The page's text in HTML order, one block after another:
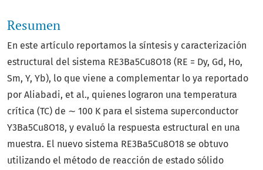
Resumen
En este artículo reportamos la síntesis y caracterización
estructural del sistema RE3Ba5Cu8O18 (RE = Dy, Gd, Ho,
Sm, Y, Yb), lo que viene a complementar lo ya reportado
por Aliabadi, et al., quienes lograron una temperatura
crítica (TC) de ∼ 100 K para el sistema superconductor
Y3Ba5Cu8O18, y evaluó la respuesta estructural en una
muestra. El nuevo sistema RE3Ba5Cu8O18 se obtuvo
utilizando el método de reacción de estado sólido